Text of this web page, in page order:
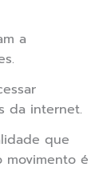
a
da internet.
que
movimento é